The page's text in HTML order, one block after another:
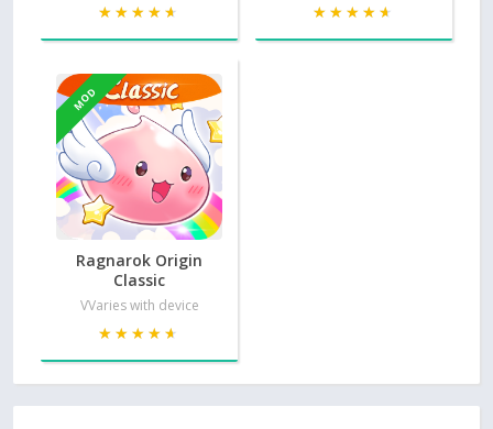
★★★★★
★★★★★ ★★★★★
★★★★★
MOD
Ragnarok Origin
Classic
VVaries with device
★★★★★
★★★★★